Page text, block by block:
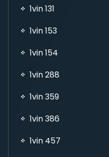
1vin 131
1vin 153
1vin 154
1vin 288
1vin 359
1vin 386
1vin 457